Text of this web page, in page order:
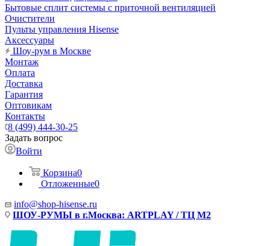
Бытовые сплит системы с приточной вентиляцией
Очистители
Пульты управления Hisense
Аксессуары
Шоу-рум в Москве
Монтаж
Оплата
Доставка
Гарантия
Оптовикам
Контакты
8 (499) 444-30-25
Задать вопрос
Войти
Корзина0
Отложенные0
info@shop-hisense.ru
ШОУ-РУМЫ в г.Москва: ARTPLAY / ТЦ М2